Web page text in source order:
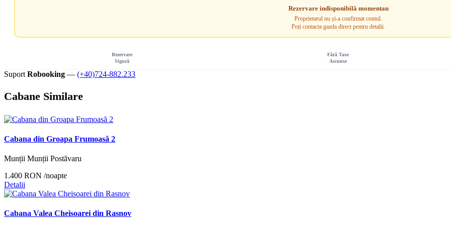
Rezervare indisponibilă momentan
Proprietarul nu și-a confirmat contul.
Poți contacta gazda direct pentru detalii.
Rezervare
Sigură
Fără Taxe
Ascunse
Suport Robooking — (+40)724-882.233
Cabane Similare
Cabana din Groapa Frumoasă 2
Munții Munții Postăvaru
1.400 RON /noapte
Detalii
Cabana Valea Cheisoarei din Rasnov